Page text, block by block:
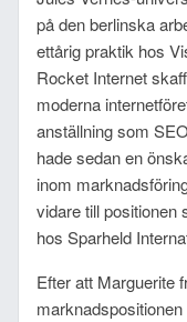
på den berlinska
ettårig praktik hos
Rocket Internet
moderna
anställning som
hade sedan en
inom
vidare till positionen
hos Sparheld
Efter att Marguerite